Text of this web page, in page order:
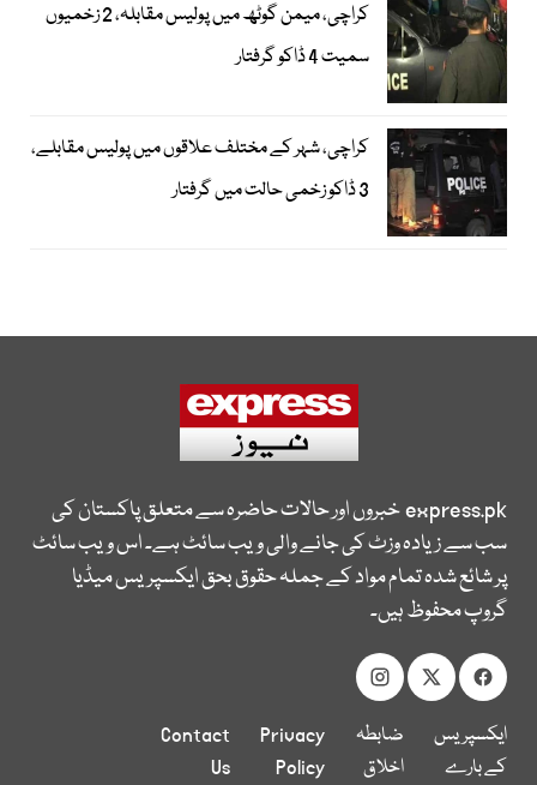
کراچی، میمن گوٹھ میں پولیس مقابلہ، 2 زخمیوں
سمیت 4 ڈاکو گرفتار
کراچی، شہر کے مختلف علاقوں میں پولیس مقابلے،
3 ڈاکو زخمی حالت میں گرفتار
express.pkخبروں اور حالات حاضرہ سے متعلق پاکستان کی
سب سے زیادہ وزٹ کی جانے والی ویب سائٹ ہے۔ اس ویب سائٹ
پر شائع شدہ تمام مواد کے جملہ حقوق بحق ایکسپریس میڈیا
گروپ محفوظ ہیں۔
ایکسپریس
کے بارے
ضابطہ
اخلاق
Privacy
Policy
Contact
Us